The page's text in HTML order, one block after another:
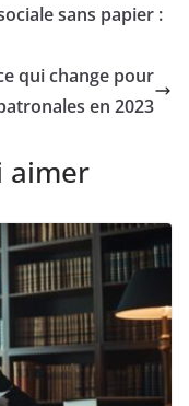
sans papier :
qui change pour
en 2023
aimer